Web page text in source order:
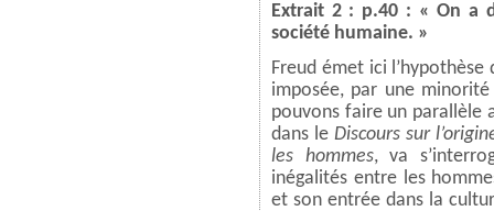
Extrait 2 : p.40 : « On a
société humaine. »
Freud émet ici
imposée, par une
pouvons faire un parallèle
dans le Discours sur
les hommes, va
inégalités entre les
et son entrée dans la